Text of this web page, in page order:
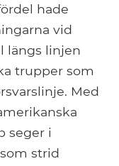
hade
vid
längs linjen
trupper som
Med
seger i
strid